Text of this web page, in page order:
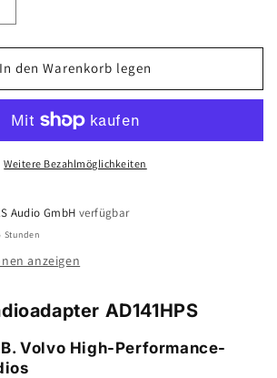
für
AD141
für
In den Warenkorb legen
Weitere Bezahlmöglichkeiten
Audio GmbH verfügbar
Stunden
anzeigen
AD141HPS
Volvo High-Performance-